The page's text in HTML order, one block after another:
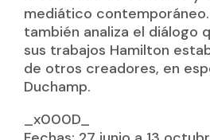
mediático
también analiza el diálogo
sus trabajos Hamilton
de otros creadores, en
Duchamp.
_x000D_